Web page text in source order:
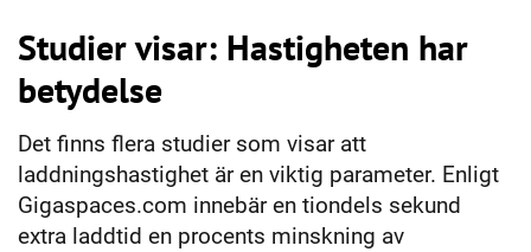
Studier visar: Hastigheten har
betydelse
Det finns flera studier som visar att
laddningshastighet är en viktig parameter. Enligt
Gigaspaces.com innebär en tiondels sekund
extra laddtid en procents minskning av